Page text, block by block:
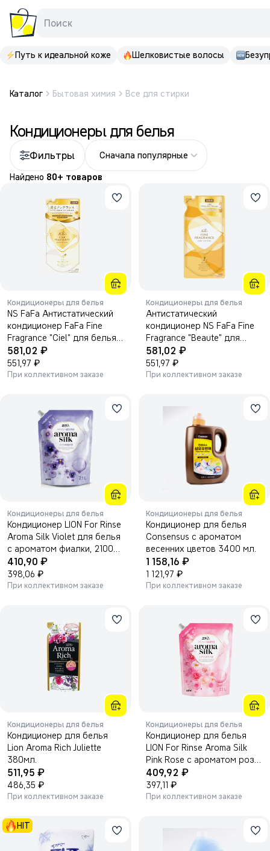
Поиск
Путь к идеальной коже Шелковистые волосы
Каталог Бытовая химия Все для стирки
Кондиционеры для белья
Фильтры Сначала популярные
Найдено 80+ товаров
Кондиционеры для белья
NS FaFa Антистатический
кондиционер FaFa Fine
Fragrance "Ciel" для белья с
прохладным ароматом
белых цветов 500 мл,
мягкая упаковка.
581,02 ₽
551,97 ₽
При коллективном заказе
Кондиционеры для белья
Антистатический
кондиционер NS FaFa Fine
Fragrance "Beaute" для
белья с ароматом цветов,
мускуса и сандалового
дерева, 500 мл.
581,02 ₽
551,97 ₽
При коллективном заказе
Кондиционеры для белья
Кондиционер LION For Rinse
Aroma Silk Violet для белья
с ароматом фиалки, 2100
мл
410,90 ₽
398,06 ₽
При коллективном заказе
Кондиционеры для белья
Кондиционер для белья
Consensus с ароматом
весенних цветов 3400 мл.
1 158,16 ₽
1 121,97 ₽
При коллективном заказе
Кондиционеры для белья
Кондиционер для белья
Lion Aroma Rich Juliette
380мл.
511,95 ₽
486,35 ₽
При коллективном заказе
Кондиционеры для белья
Кондиционер для белья
LION For Rinse Aroma Silk
Pink Rose с ароматом розы,
2100 мл
409,92 ₽
397,11 ₽
При коллективном заказе
HIT